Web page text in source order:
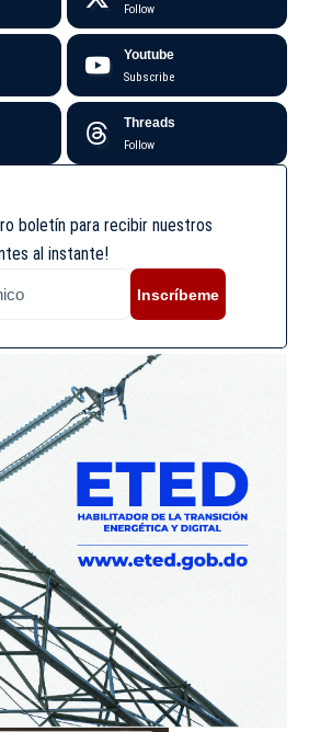
Follow
Youtube
Subscribe
Threads
Follow
boletín para recibir nuestros
al instante!
Inscríbeme